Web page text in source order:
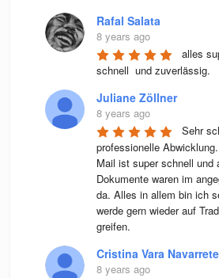
Rafal Salata
8 years ago
alles
schnell  und zuverlässig.
Juliane Zöllner
8 years ago
Sehr
professionelle
Mail ist super schnell und
Dokumente waren im
da. Alles in allem bin ich
werde gern wieder auf
greifen.
Cristina Vara Navarrete
8 years ago